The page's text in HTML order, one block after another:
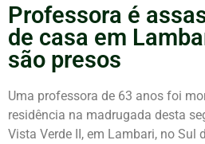
Professora é
de casa em
são presos
Uma professora de 63 anos foi
residência na madrugada desta
Vista Verde II, em Lambari, no Sul